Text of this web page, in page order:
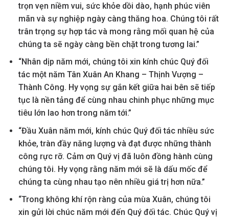
trọn vẹn niềm vui, sức khỏe dồi dào, hạnh phúc viên
mãn và sự nghiệp ngày càng thăng hoa. Chúng tôi rất
trân trọng sự hợp tác và mong rằng mối quan hệ của
chúng ta sẽ ngày càng bền chặt trong tương lai.”
“Nhân dịp năm mới, chúng tôi xin kính chúc Quý đối
tác một năm Tân Xuân An Khang – Thịnh Vượng –
Thành Công. Hy vọng sự gắn kết giữa hai bên sẽ tiếp
tục là nền tảng để cùng nhau chinh phục những mục
tiêu lớn lao hơn trong năm tới.”
“Đầu Xuân năm mới, kính chúc Quý đối tác nhiều sức
khỏe, tràn đầy năng lượng và đạt được những thành
công rực rỡ. Cảm ơn Quý vị đã luôn đồng hành cùng
chúng tôi. Hy vọng rằng năm mới sẽ là dấu mốc để
chúng ta cùng nhau tạo nên nhiều giá trị hơn nữa.”
“Trong không khí rộn ràng của mùa Xuân, chúng tôi
xin gửi lời chúc năm mới đến Quý đối tác. Chúc Quý vị